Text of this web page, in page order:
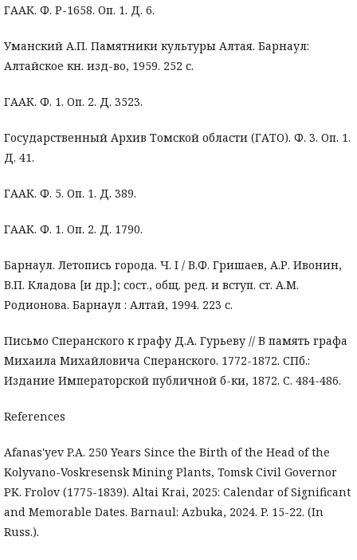
ГААК. Ф. Р-1658. Оп. 1. Д. 6.
Уманский А.П. Памятники культуры Алтая. Барнаул:
Алтайское кн. изд-во, 1959. 252 с.
ГААК. Ф. 1. Оп. 2. Д. 3523.
Государственный Архив Томской области (ГАТО). Ф. 3. Оп. 1.
Д. 41.
ГААК. Ф. 5. Оп. 1. Д. 389.
ГААК. Ф. 1. Оп. 2. Д. 1790.
Барнаул. Летопись города. Ч. I / В.Ф. Гришаев, А.Р. Ивонин,
В.П. Кладова [и др.]; сост., общ. ред. и вступ. ст. А.М.
Родионова. Барнаул : Алтай, 1994. 223 с.
Письмо Сперанского к графу Д.А. Гурьеву // В память графа
Михаила Михайловича Сперанского. 1772-1872. СПб.:
Издание Императорской публичной б-ки, 1872. С. 484-486.
References
Afanas'yev P.A. 250 Years Since the Birth of the Head of the
Kolyvano-Voskresensk Mining Plants, Tomsk Civil Governor
PK. Frolov (1775-1839). Altai Krai, 2025: Calendar of Significant
and Memorable Dates. Barnaul: Azbuka, 2024. P. 15-22. (In
Russ.).